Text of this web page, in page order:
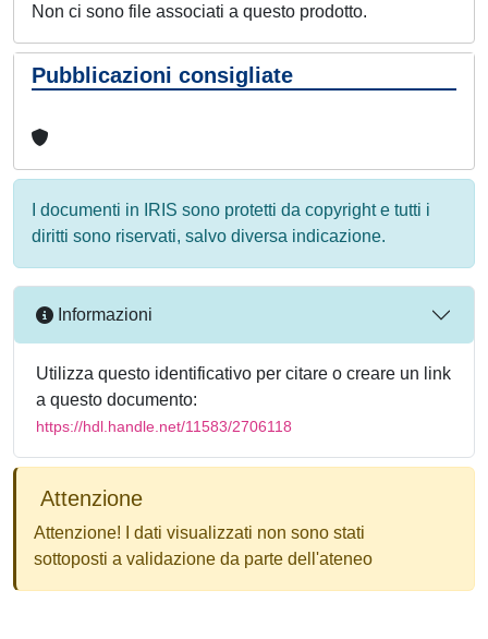
Non ci sono file associati a questo prodotto.
Pubblicazioni consigliate
I documenti in IRIS sono protetti da copyright e tutti i
diritti sono riservati, salvo diversa indicazione.
Informazioni
Utilizza questo identificativo per citare o creare un link
a questo documento:
https://hdl.handle.net/11583/2706118
Attenzione
Attenzione! I dati visualizzati non sono stati
sottoposti a validazione da parte dell'ateneo